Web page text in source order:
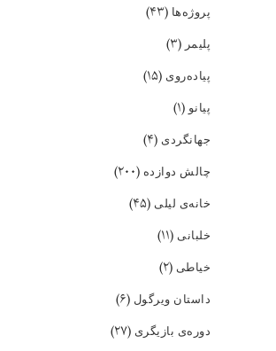
پروژه‌ها (۴۳)
پلیمر (۳)
پیاده‌روی (۱۵)
پیانو(۱)
جهانگردی (۴)
چالش دوازده (۲۰۰)
خانه‌ی لیلی (۴۵)
خلبانی (۱۱)
خیاطی (۲)
داستان ویرگول (۶)
دوره‌ی بازیگری (۲۷)